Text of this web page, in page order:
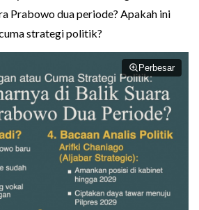
Prabowo dua periode? Apakah ini
strategi politik?
Perbesar